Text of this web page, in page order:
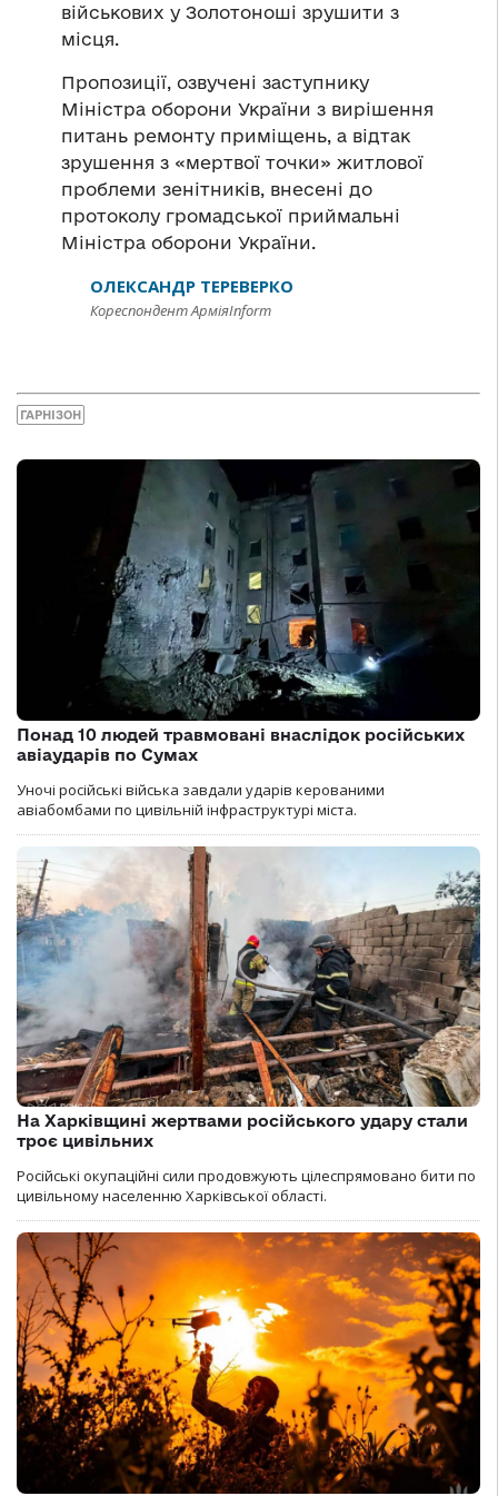
військових у Золотоноші зрушити з
місця.
Пропозиції, озвучені заступнику
Міністра оборони України з вирішення
питань ремонту приміщень, а відтак
зрушення з «мертвої точки» житлової
проблеми зенітників, внесені до
протоколу громадської приймальні
Міністра оборони України.
ОЛЕКСАНДР ТЕРЕВЕРКО
Кореспондент АрміяInform
ГАРНІЗОН
Понад 10 людей травмовані внаслідок російських
авіаударів по Сумах
Уночі російські війська завдали ударів керованими
авіабомбами по цивільній інфраструктурі міста.
На Харківщині жертвами російського удару стали
троє цивільних
Російські окупаційні сили продовжують цілеспрямовано бити по
цивільному населенню Харківської області.